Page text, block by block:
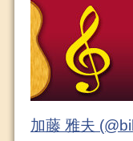
加藤 雅夫